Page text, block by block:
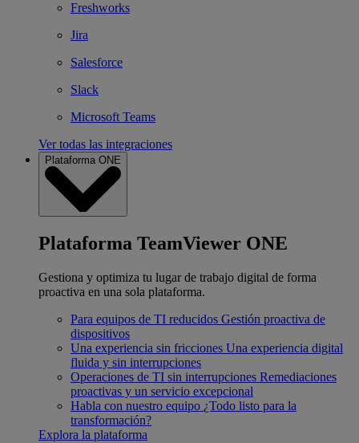
Freshworks
Jira
Salesforce
Slack
Microsoft Teams
Ver todas las integraciones
Plataforma ONE
Plataforma TeamViewer ONE
Gestiona y optimiza tu lugar de trabajo digital de forma
proactiva en una sola plataforma.
Para equipos de TI reducidos Gestión proactiva de
dispositivos
Una experiencia sin fricciones Una experiencia digital
fluida y sin interrupciones
Operaciones de TI sin interrupciones Remediaciones
proactivas y un servicio excepcional
Habla con nuestro equipo ¿Todo listo para la
transformación?
Explora la plataforma